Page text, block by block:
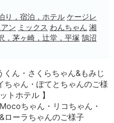
り，宿泊，ホテル ケージレ
ン ミックス わんちゃん 湘
，茅ヶ崎，辻堂，平塚 鵠沼
くん・さくらちゃん&もみじ
ゃん・ぽてとちゃんのご様
トホテル 】
ちゃん・リコちゃん・
ローラちゃんのご様子